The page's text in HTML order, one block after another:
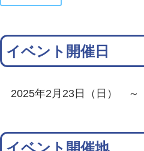
イベント開催日
2025年2月23日（日） ～
イベント開催地